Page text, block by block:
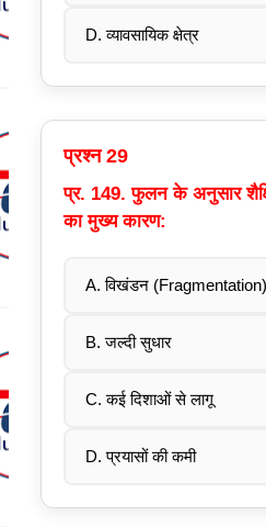
D. व्यावसायिक क्षेत्र
प्रश्न 29
प्र. 149. फुलन के अनुसार
का मुख्य कारण:
A. विखंडन (Fragmentation)
B. जल्दी सुधार
C. कई दिशाओं से लागू
D. प्रयासों की कमी